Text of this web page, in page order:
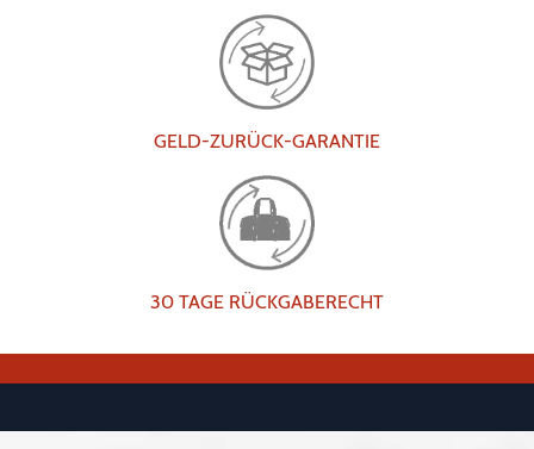
GELD-ZURÜCK-GARANTIE
30 TAGE RÜCKGABERECHT